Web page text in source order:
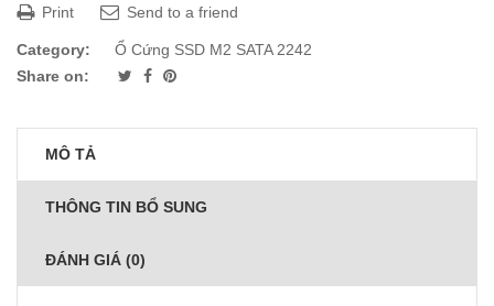
Print Send to a friend
Category:
Ổ Cứng SSD M2 SATA 2242
Share on:
MÔ TẢ
THÔNG TIN BỔ SUNG
ĐÁNH GIÁ (0)